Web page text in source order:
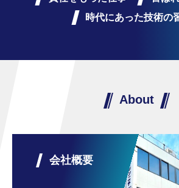
時代にあった技術の
About
会社概要